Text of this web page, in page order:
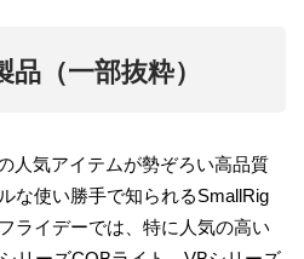
（一部抜粋）
人気アイテムが勢ぞろい高品質
な使い勝手で知られるSmallRig
ライデーでは、特に人気の高い